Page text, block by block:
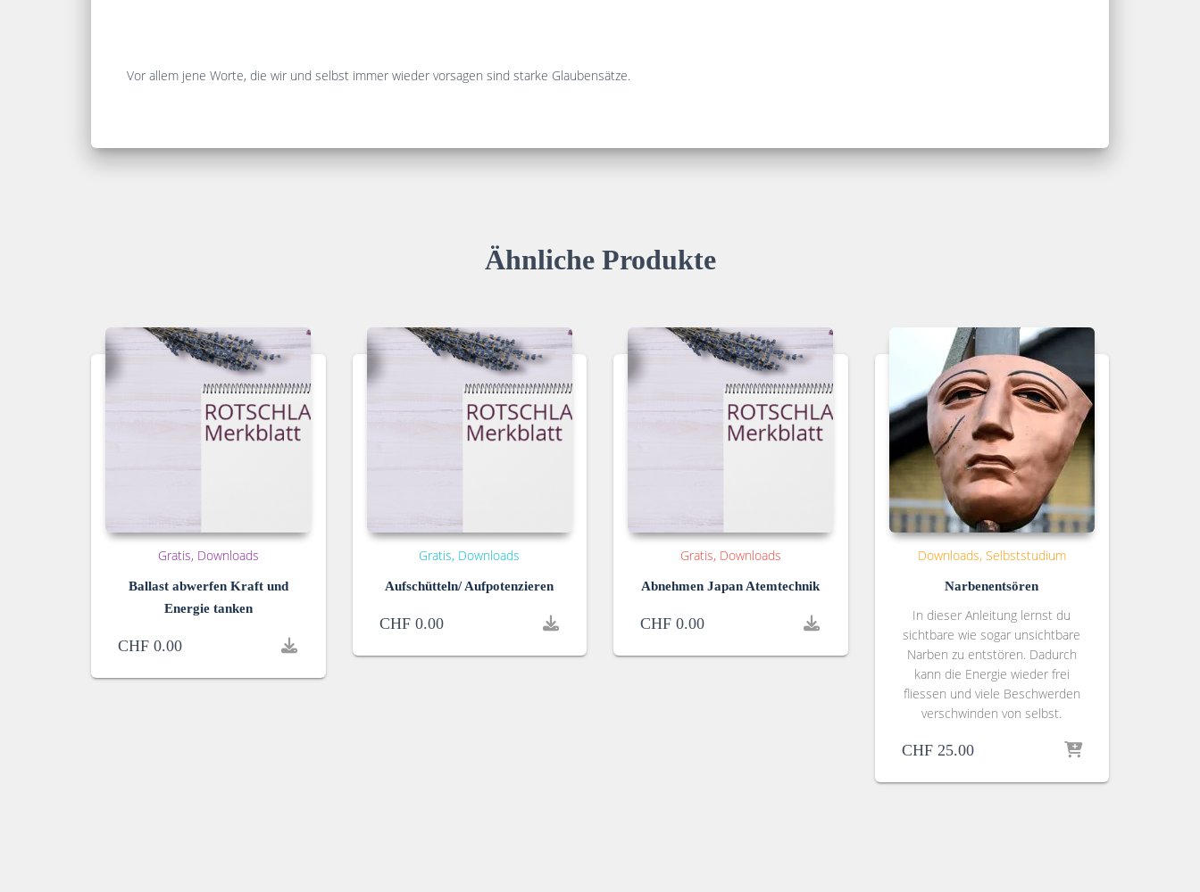
Vor allem jene Worte, die wir und selbst immer wieder vorsagen sind starke Glaubensätze.
Ähnliche Produkte
Gratis Downloads
Ballast abwerfen Kraft und
Energie tanken
CHF 0.00
Gratis Downloads
Aufschütteln/ Aufpotenzieren
CHF0.00
Gratis Downloads
Abnehmen Japan Atemtechnik
CHF 0.00
Downloads Selbststudium
Narbenentsören
In dieser Anleitung lernst du
sichtbare wie sogar unsichtbare
Narben zu entstören. Dadurch
kann die Energie wieder frei
fliessen und viele Beschwerden
verschwinden von selbst.
CHF25.00